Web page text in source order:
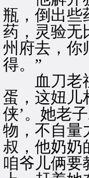
瓶，倒出些
药，灵验无
州府去，你
得。”
血刀老祖
蛋，这妞儿
侠’。她老
物，不自量
叔，他奶奶
咱爷儿俩要